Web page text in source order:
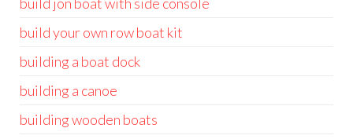
build your own row boat kit
building a boat dock
building a canoe
building wooden boats